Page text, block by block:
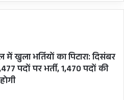
में खुला भर्तियों का पिटारा: दिसंबर
पदों पर भर्ती, 1,470 पदों की